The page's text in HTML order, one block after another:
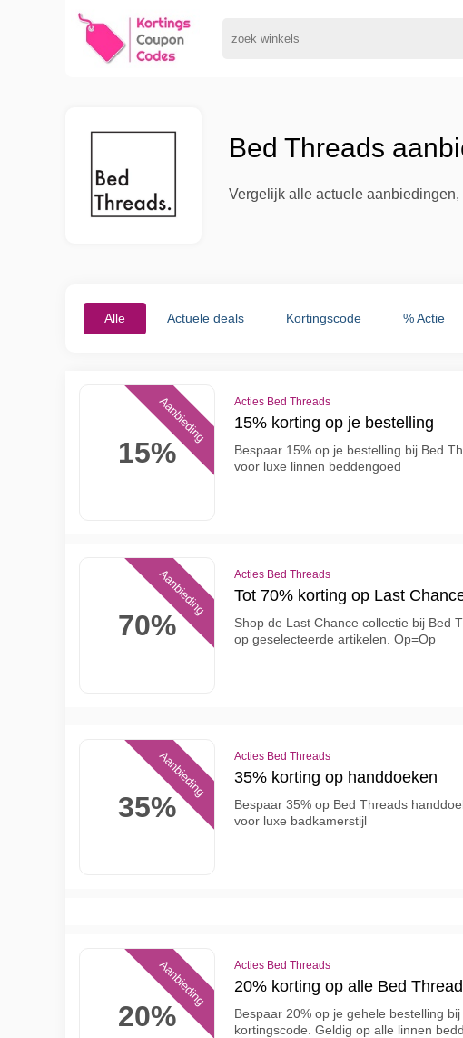
Bed Threads
Vergelijk alle actuele
Alle Actuele deals Kortingscode % Actie
15%
Aanbieding Acties Bed Threads
15% korting op je bestelling
Bespaar 15% op je bestelling bij Bed
voor luxe linnen beddengoed
70%
Aanbieding Acties Bed Threads
Tot 70% korting op Last
Shop de Last Chance collectie bij Bed
op geselecteerde artikelen. Op=Op
35%
Aanbieding Acties Bed Threads
35% korting op handdoeken
Bespaar 35% op Bed Threads
voor luxe badkamerstijl
20%
Aanbieding Acties Bed Threads
20% korting op alle Bed
Bespaar 20% op je gehele bestelling
kortingscode. Geldig op alle linnen